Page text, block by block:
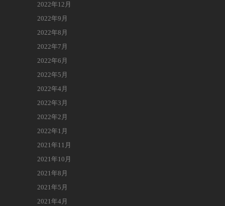
2022年12月
2022年9月
2022年8月
2022年7月
2022年6月
2022年5月
2022年4月
2022年3月
2022年2月
2022年1月
2021年11月
2021年10月
2021年8月
2021年5月
2021年4月